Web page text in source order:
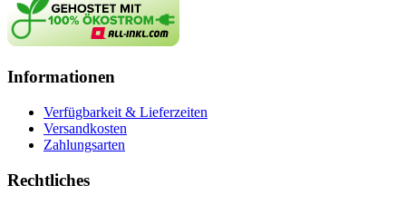
Informationen
Verfügbarkeit & Lieferzeiten
Versandkosten
Zahlungsarten
Rechtliches